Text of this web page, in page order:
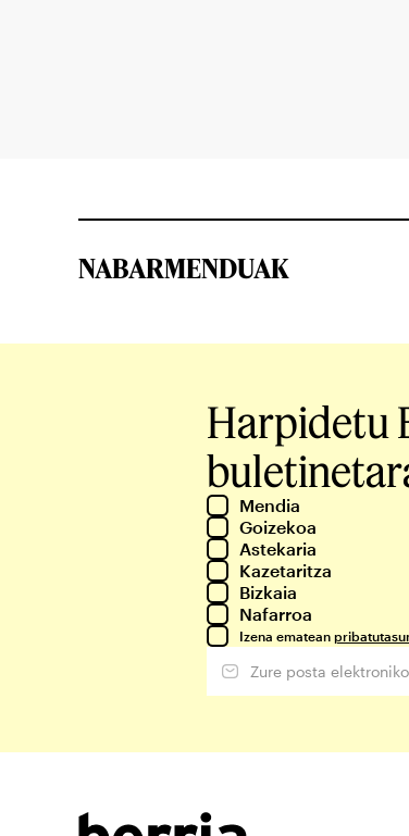
NABARMENDUAK
Harpidetu
Mendia
Goizekoa
Astekaria
Kazetaritza
Bizkaia
Nafarroa
Izena ematean